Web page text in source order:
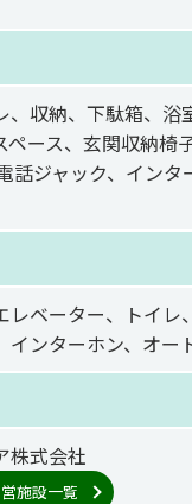
、収納、下駄箱、浴
ペース、玄関収納椅
話ジャック、インタ
ベーター、トイレ
インターホン、オー
株式会社
施設一覧